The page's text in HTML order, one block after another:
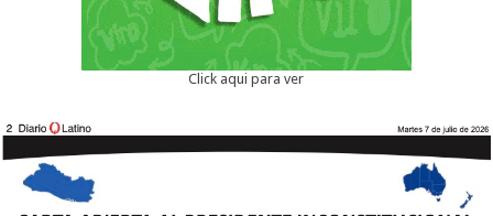
Click aqui para ver